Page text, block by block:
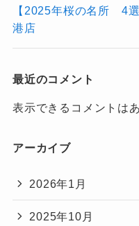
【2025年桜の名所 4
港店
最近のコメント
表示できるコメントは
アーカイブ
2026年1月
2025年10月